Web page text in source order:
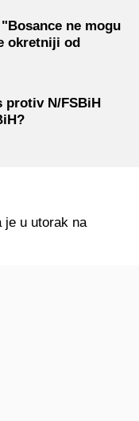
ne mogu
okretniji od
protiv N/FSBiH
je u utorak na